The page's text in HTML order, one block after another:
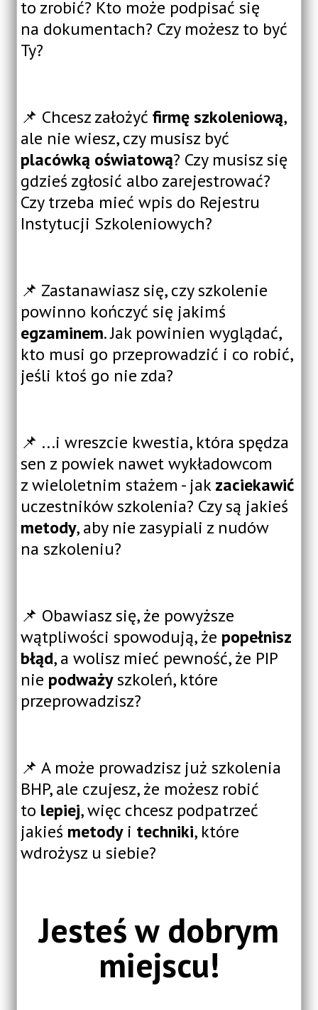
to zrobić? Kto może podpisać się
na dokumentach? Czy możesz to być
Ty?
📌 Chcesz założyć firmę szkoleniową,
ale nie wiesz, czy musisz być
placówką oświatową? Czy musisz się
gdzieś zgłosić albo zarejestrować?
Czy trzeba mieć wpis do Rejestru
Instytucji Szkoleniowych?
📌 Zastanawiasz się, czy szkolenie
powinno kończyć się jakimś
egzaminem. Jak powinien wyglądać,
kto musi go przeprowadzić i co robić,
jeśli ktoś go nie zda?
📌 ...i wreszcie kwestia, która spędza
sen z powiek nawet wykładowcom
z wieloletnim stażem - jakzaciekawić
uczestników szkolenia? Czy są jakieś
metody, aby nie zasypiali z nudów
na szkoleniu?
📌 Obawiasz się, że powyższe
wątpliwości spowodują, że popełnisz
błąd, a wolisz mieć pewność, że PIP
nie podważyszkoleń, które
przeprowadzisz?
📌 A może prowadzisz już szkolenia
BHP, ale czujesz, że możesz robić
to lepiej, więc chcesz podpatrzeć
jakieś metodyi techniki, które
wdrożysz u siebie?
Jesteś w dobrym
miejscu!